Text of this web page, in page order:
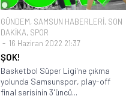
GÜNDEM, SAMSUN HABERLERİ, SON
DAKİKA, SPOR
16 Haziran 2022 21:37
ŞOK!
Basketbol Süper Ligi'ne çıkma
yolunda Samsunspor, play-off
final serisinin 3'üncü...